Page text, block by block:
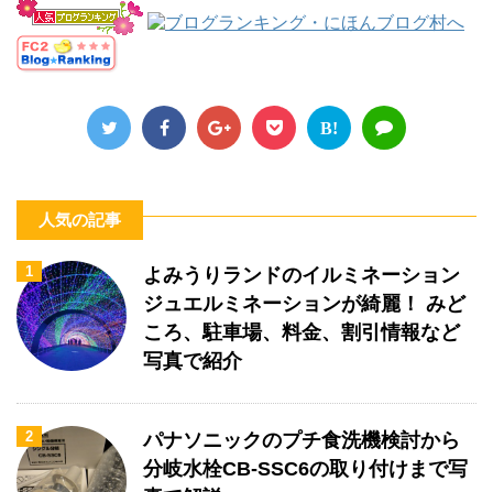
B!
人気の記事
1
よみうりランドのイルミネーション
ジュエルミネーションが綺麗！ みど
ころ、駐車場、料金、割引情報など
写真で紹介
2
パナソニックのプチ食洗機検討から
分岐水栓CB-SSC6の取り付けまで写